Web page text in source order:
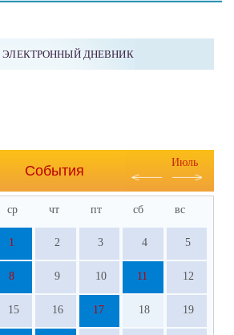
ЭЛЕКТРОННЫЙ ДНЕВНИК
События
Июль
ср чт пт сб вс
1 2 3 4 5
8 9 10 11 12
15 16 17 18 19